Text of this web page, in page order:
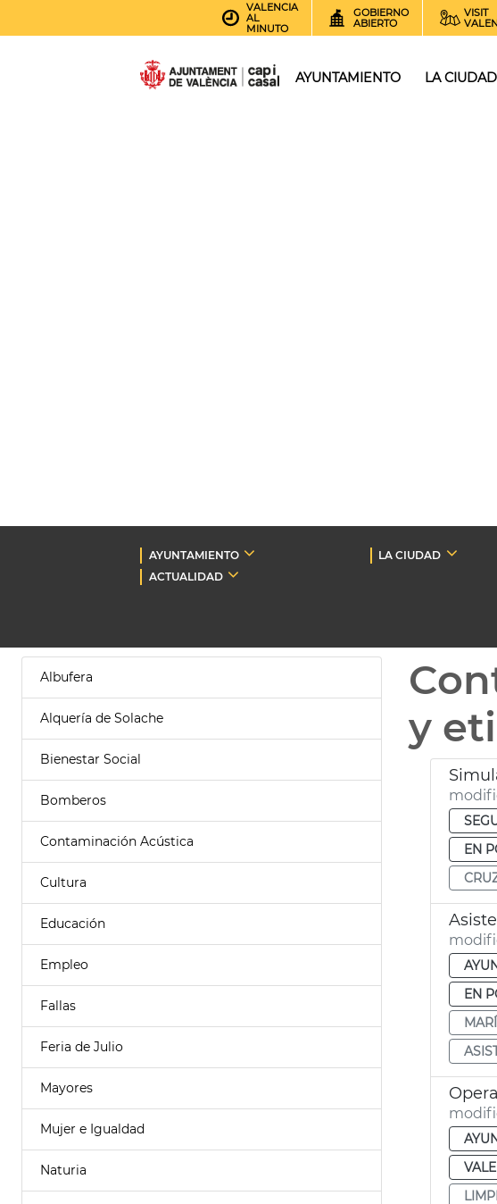
VALENCIA
AL
MINUTO
GOBIERNO
ABIERTO
VISIT
AYUNTAMIENTO LA CIUDAD
AYUNTAMIENTO LA CIUDAD
ACTUALIDAD
Albufera
Alquería de Solache
Bienestar Social
Bomberos
Contaminación Acústica
Cultura
Educación
Empleo
Fallas
Feria de Julio
Mayores
Mujer e Igualdad
Naturia
y
EN
EN